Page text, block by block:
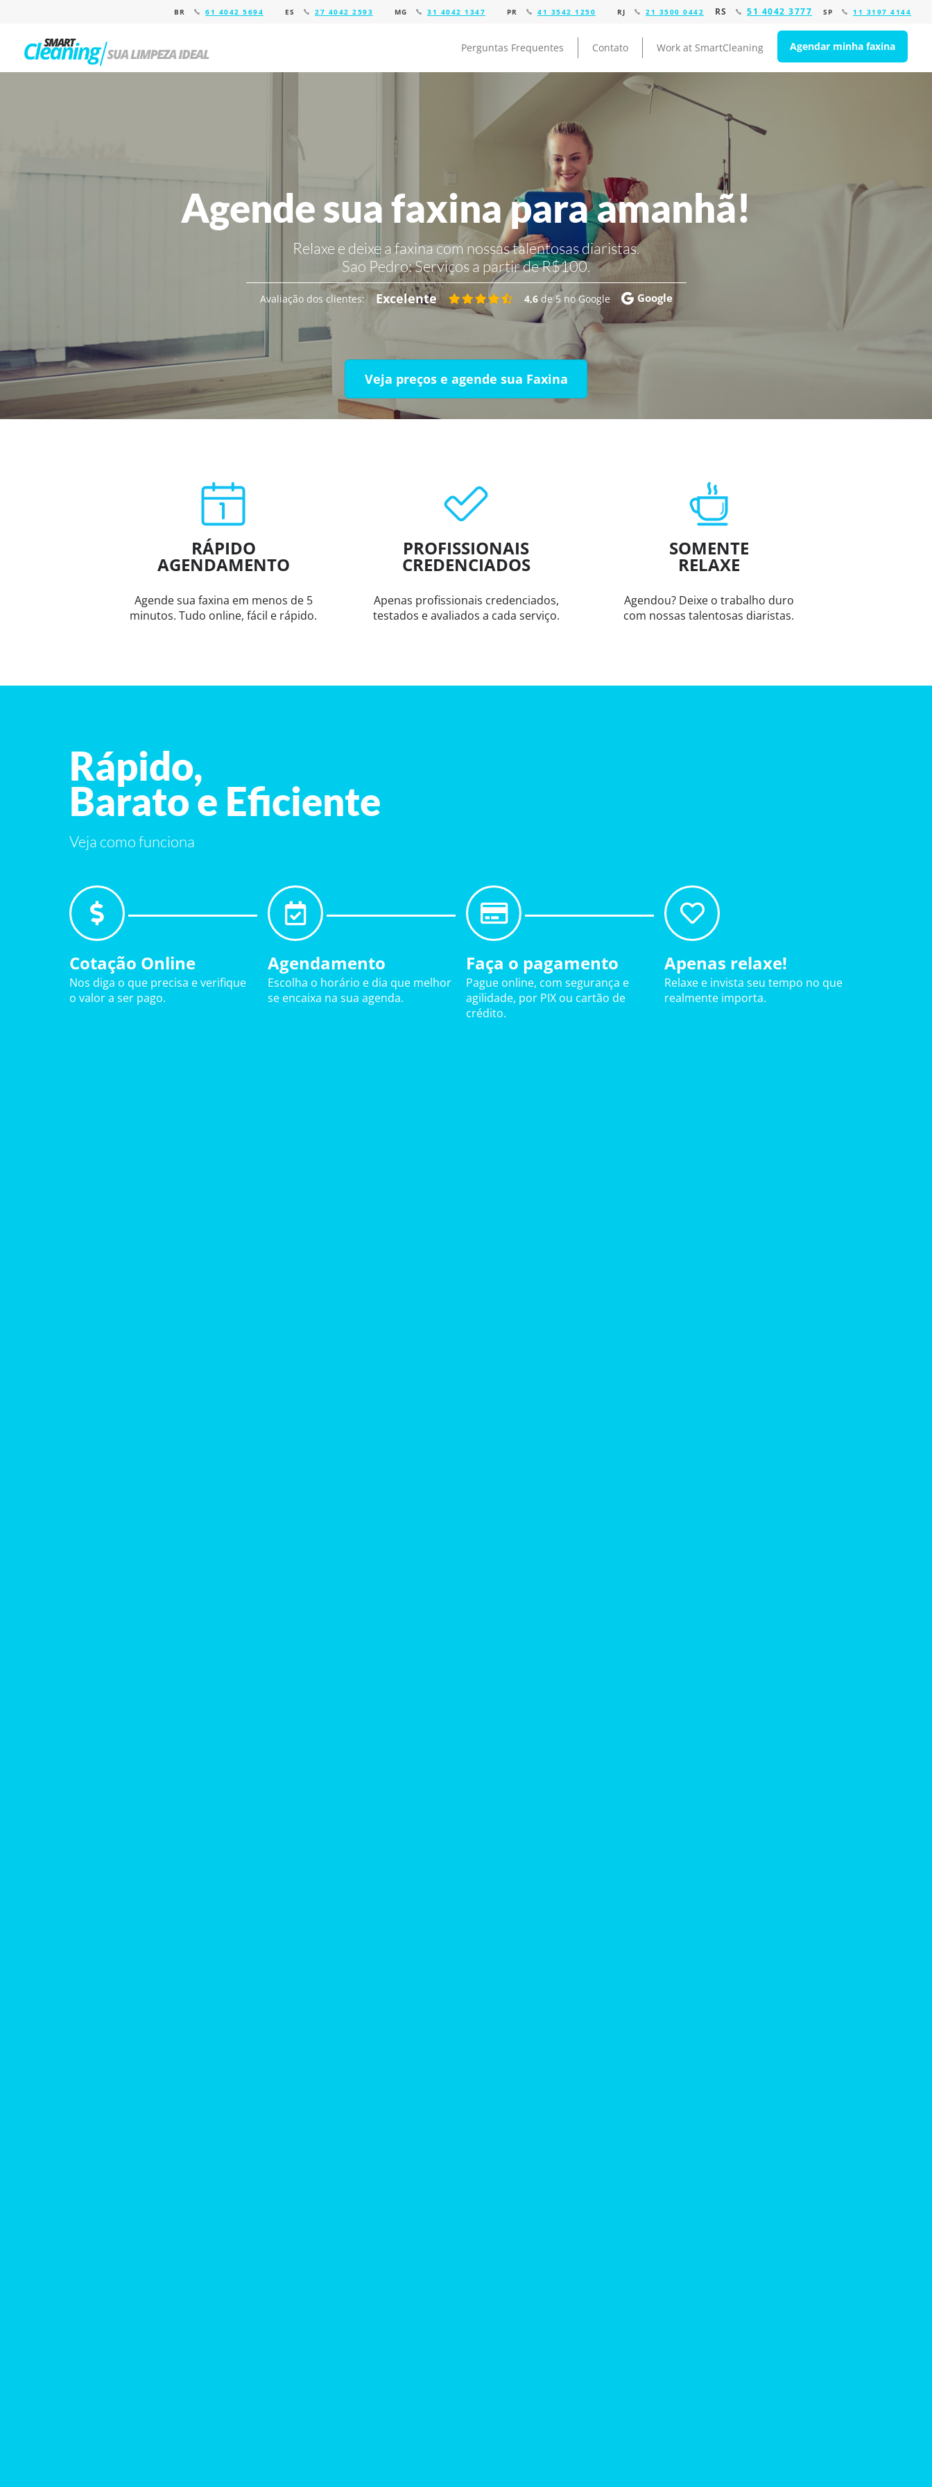
BR 61 4042 5694 ES 27 4042 2593 MG 31 4042 1347 PR 41 3542 1250 RJ 21 3500 0442 RS 51 4042 3777 SP 11 3197 4144
Perguntas Frequentes Contato Work at SmartCleaning Agendar minha faxina
Agende sua faxina para amanhã!
Relaxe e deixe a faxina com nossas talentosas diaristas.
Sao Pedro:Serviços a partir de R$100.
Avaliação dos clientes: Excelente 4,6de 5 no Google Google
Veja preços e agende sua Faxina
RÁPIDO
AGENDAMENTO
Agende sua faxina em menos de 5
minutos. Tudo online, fácil e rápido.
PROFISSIONAIS
CREDENCIADOS
Apenas profissionais credenciados,
testados e avaliados a cada serviço.
SOMENTE
RELAXE
Agendou? Deixe o trabalho duro
com nossas talentosas diaristas.
Rápido,
Barato e Eficiente
Veja como funciona
Cotação Online
Nos diga o que precisa e verifique
o valor a ser pago.
Agendamento
Escolha o horário e dia que melhor
se encaixa na sua agenda.
Faça o pagamento
Pague online, com segurança e
agilidade, por PIX ou cartão de
crédito.
Apenas relaxe!
Relaxe e invista seu tempo no que
realmente importa.